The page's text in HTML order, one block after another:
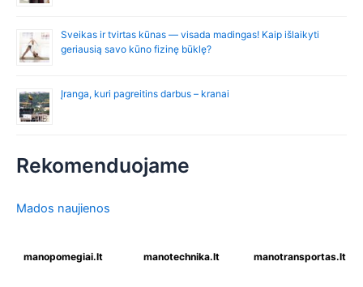
Sveikas ir tvirtas kūnas — visada madingas! Kaip išlaikyti
geriausią savo kūno fizinę būklę?
Įranga, kuri pagreitins darbus – kranai
Rekomenduojame
Mados naujienos
manopomegiai.lt manotechnika.lt manotransportas.lt